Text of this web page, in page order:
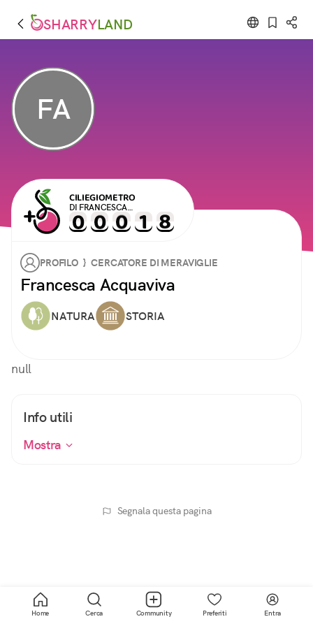
SHARRYLAND
FA
CILIEGIOMETRO
DI FRANCESCA
ACQUAVIVA
PROFILO } CERCATORE DI MERAVIGLIE
Francesca Acquaviva
NATURA STORIA
null
Info utili
Mostra
Segnala questa pagina
Home Cerca Community Preferiti Entra